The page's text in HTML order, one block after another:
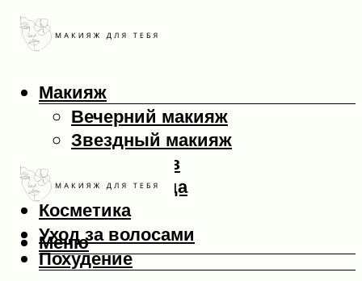
Макияж
Вечерний макияж
Звездный макияж
Макияж глаз
Макияж лица
Косметика
Уход за волосами
Похудение
Меню